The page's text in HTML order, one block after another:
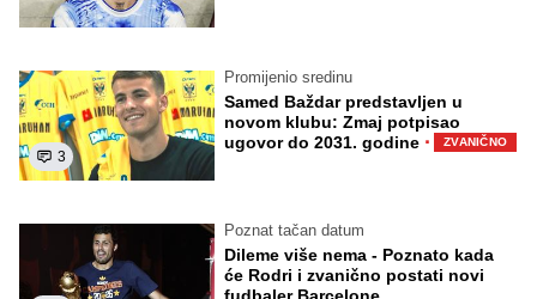
3
Promijenio sredinu
Samed Baždar predstavljen u
novom klubu: Zmaj potpisao
ugovor do 2031. godine · ZVANIČNO
Poznat tačan datum
Dileme više nema - Poznato kada
će Rodri i zvanično postati novi